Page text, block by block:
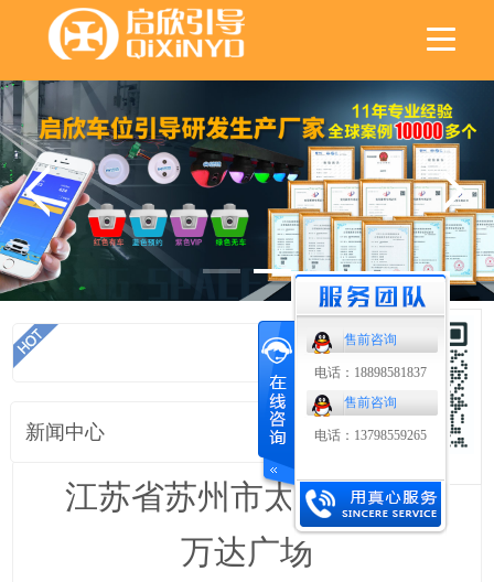
售前咨询
电话：18898581837
售前咨询
电话：13798559265
首页
新闻中心
江苏省苏州市太仓市太仓
万达广场